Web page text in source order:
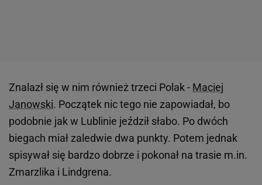
Znalazł się w nim również trzeci Polak - Maciej
Janowski. Początek nic tego nie zapowiadał, bo
podobnie jak w Lublinie jeździł słabo. Po dwóch
biegach miał zaledwie dwa punkty. Potem jednak
spisywał się bardzo dobrze i pokonał na trasie m.in.
Zmarzlika i Lindgrena.